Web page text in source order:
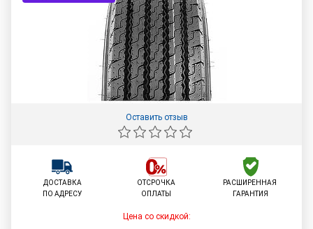
Оставить отзыв
ДОСТАВКА
ПО АДРЕСУ
ОТСРОЧКА
ОПЛАТЫ
РАСШИРЕННАЯ
ГАРАНТИЯ
Цена со скидкой: